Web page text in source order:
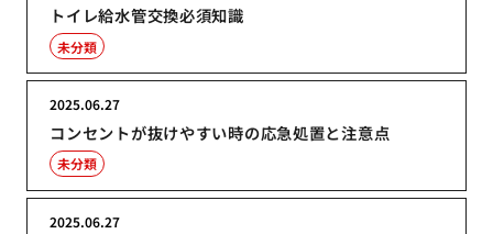
トイレ給水管交換必須知識
未分類
コンセントが抜けやすい時の応急処置と注意点
2025.06.27
未分類
2025.06.27